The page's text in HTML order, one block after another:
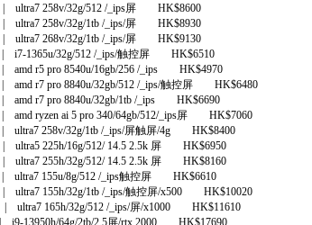
258v/32g/512 /_ips屏 HK$8600
258v/32g/1tb /_ips/屏 HK$8930
268v/32g/1tb /_ips/屏 HK$9130
1365u/32g/512 /_ips/触控屏 HK$6510
r5 pro 8540u/16gb/256 /_ips HK$4970
r7 pro 8840u/32gb/512 /_ips/触控屏 HK$6480
r7 pro 8840u/32gb/1tb /_ips HK$6690
ryzen ai 5 pro 340/64gb/512/_ips屏 HK$7060
258v/32g/1tb /_ips/屏触屏/4g HK$8400
225h/16g/512/ 14.5 2.5k 屏 HK$6950
255h/32g/512/ 14.5 2.5k 屏 HK$8160
155u/8g/512 /_ips触控屏 HK$6610
155h/32g/1tb /_ips/触控屏/x500 HK$10020
165h/32g/512 /_ips/屏/x1000 HK$11610
13950h/64g/2tb/2.5屏/rtx 2000 HK$17690